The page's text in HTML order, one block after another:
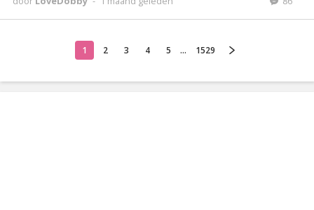
1 2 3 4 5 ... 1529